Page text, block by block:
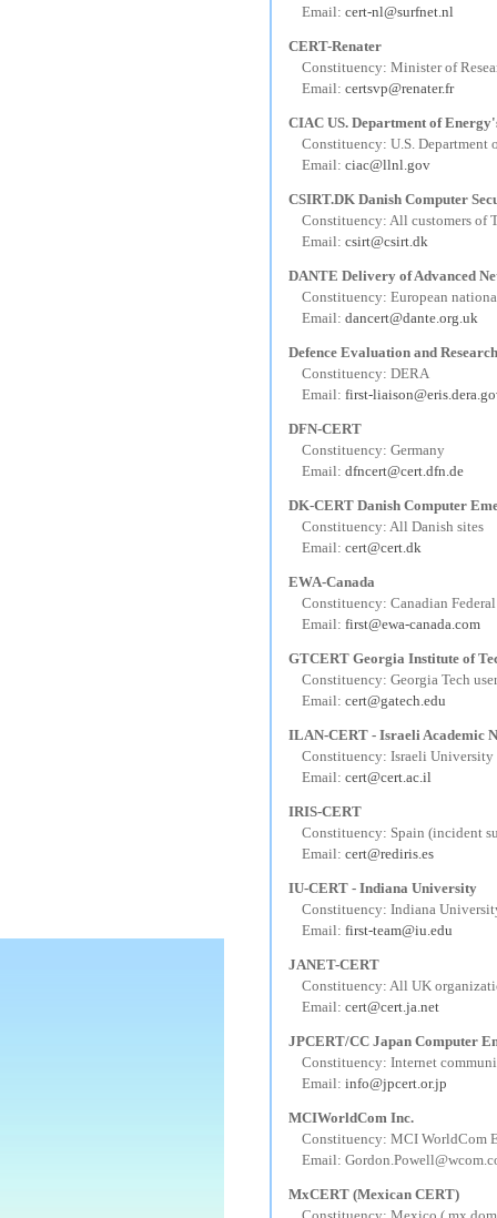
Email: cert-nl@surfnet.nl
CERT-Renater
Constituency: Minister of
Email: certsvp@renater.fr
CIAC US. Department of
Constituency: U.S. Department
Email: ciac@llnl.gov
CSIRT.DK Danish Computer
Constituency: All customers of
Email: csirt@csirt.dk
DANTE Delivery of Advanced
Constituency: European
Email: dancert@dante.org.uk
Defence Evaluation and
Constituency: DERA
Email: first-
DFN-CERT
Constituency: Germany
Email: dfncert@cert.dfn.de
DK-CERT Danish Computer
Constituency: All Danish sites
Email: cert@cert.dk
EWA-Canada
Constituency: Canadian
Email: first@ewa-canada.com
GTCERT Georgia Institute of
Constituency: Georgia Tech
Email: cert@gatech.edu
ILAN-CERT - Israeli Academic
Constituency: Israeli University
Email: cert@cert.ac.il
IRIS-CERT
Constituency: Spain (incident
Email: cert@rediris.es
IU-CERT - Indiana University
Constituency: Indiana
Email: first-team@iu.edu
JANET-CERT
Constituency: All UK
Email: cert@cert.ja.net
JPCERT/CC Japan Computer
Constituency: Internet
Email: info@jpcert.or.jp
MCIWorldCom Inc.
Constituency: MCI WorldCom
Email:
MxCERT (Mexican CERT)